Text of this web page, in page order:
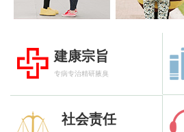
建康宗旨
专病专治精研腋臭
社会责任